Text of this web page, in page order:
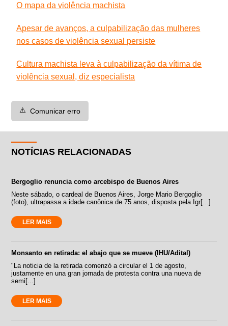
O mapa da violência machista
Apesar de avanços, a culpabilização das mulheres
nos casos de violência sexual persiste
Cultura machista leva à culpabilização da vítima de
violência sexual, diz especialista
⚠️ Comunicar erro
NOTÍCIAS RELACIONADAS
Bergoglio renuncia como arcebispo de Buenos Aires
Neste sábado, o cardeal de Buenos Aires, Jorge Mario Bergoglio
(foto), ultrapassa a idade canônica de 75 anos, disposta pela Igr[...]
LER MAIS
Monsanto en retirada: el abajo que se mueve (IHU/Adital)
"La noticia de la retirada comenzó a circular el 1 de agosto,
justamente en una gran jornada de protesta contra una nueva de
semi[...]
LER MAIS